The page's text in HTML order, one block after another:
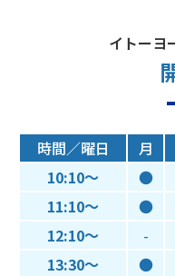
イトーヨ
時間／曜日 月
10:10～
●
11:10～
●
12:10～
-
13:30～
●